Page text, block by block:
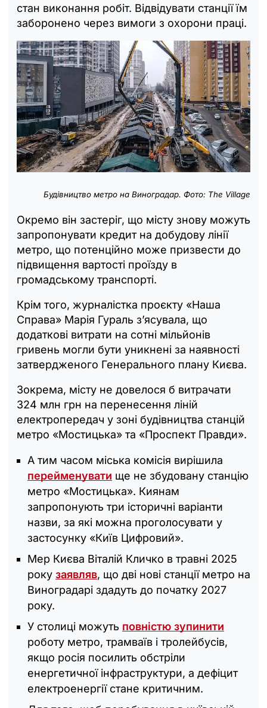
стан виконання робіт. Відвідувати станції їм
заборонено через вимоги з охорони праці.
Будівництво метро на Виноградар. Фото: The Village
Окремо він застеріг, що місту знову можуть
запропонувати кредит на добудову лінії
метро, що потенційно може призвести до
підвищення вартості проїзду в
громадському транспорті.
Крім того, журналістка проєкту «Наша
Справа» Марія Гураль з’ясувала, що
додаткові витрати на сотні мільйонів
гривень могли бути уникнені за наявності
затвердженого Генерального плану Києва.
Зокрема, місту не довелося б витрачати
324 млн грн на перенесення ліній
електропередач у зоні будівництва станцій
метро «Мостицька» та «Проспект Правди».
А тим часом міська комісія вирішила
перейменувати ще не збудовану станцію
метро «Мостицька». Киянам
запропонують три історичні варіанти
назви, за які можна проголосувати у
застосунку «Київ Цифровий».
Мер Києва Віталій Кличко в травні 2025
року заявляв, що дві нові станції метро на
Виноградарі здадуть до початку 2027
року.
У столиці можуть повністю зупинити
роботу метро, трамваїв і тролейбусів,
якщо росія посилить обстріли
енергетичної інфраструктури, а дефіцит
електроенергії стане критичним.